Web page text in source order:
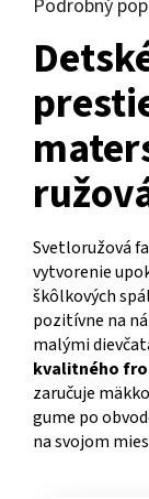
Podrobný
Svetloružová
vytvorenie
škôlkových
pozitívne na
malými
kvalitného
zaručuje
gume po
na svojom